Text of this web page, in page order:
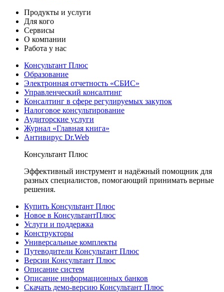
Продукты и услуги
Для кого
Сервисы
О компании
Работа у нас
Консультант Плюс
Образование
Электронная отчетность «СБИС»
Управленческий консалтинг
Консалтинг в сфере регулируемых закупок
Налоговое консультирование
Аудиторские услуги
Журнал «Главная книга»
Антивирус Dr.Web
Консультант Плюс
Эффективный инструмент и надёжный помощник для
разных специалистов, помогающий принимать верные
решения.
Купить Консультант Плюс
Новое в КонсультантПлюс
Услуги и поддержка
Конструкторы
Универсальные комплекты
Путеводители Консультант Плюс
Версии Консультант Плюс
Описание систем
Описание информационных банков
Скачать демо-версию Консультант Плюс